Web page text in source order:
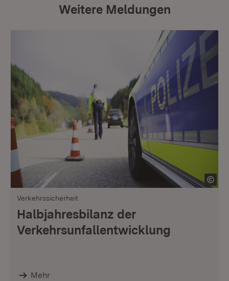
Weitere Meldungen
Verkehrssicherheit
Halbjahresbilanz der
Verkehrsunfallentwicklung
Mehr